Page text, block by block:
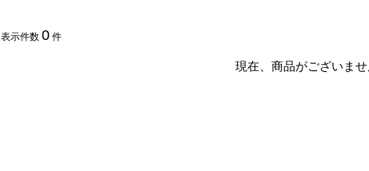
表示件数 0 件
現在、商品がございませ